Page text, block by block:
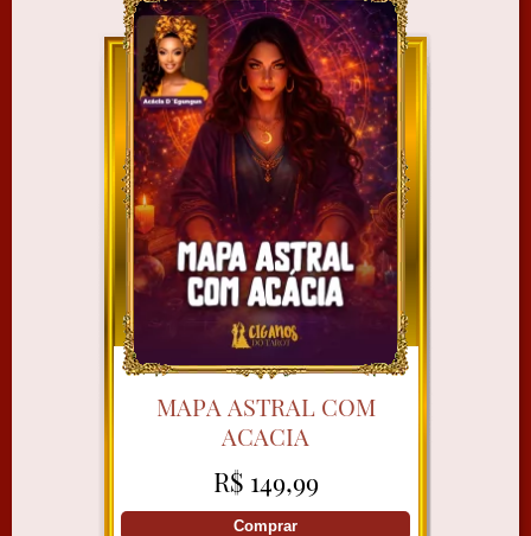
MAPA ASTRAL COM
ACACIA
R$ 149,99
Comprar